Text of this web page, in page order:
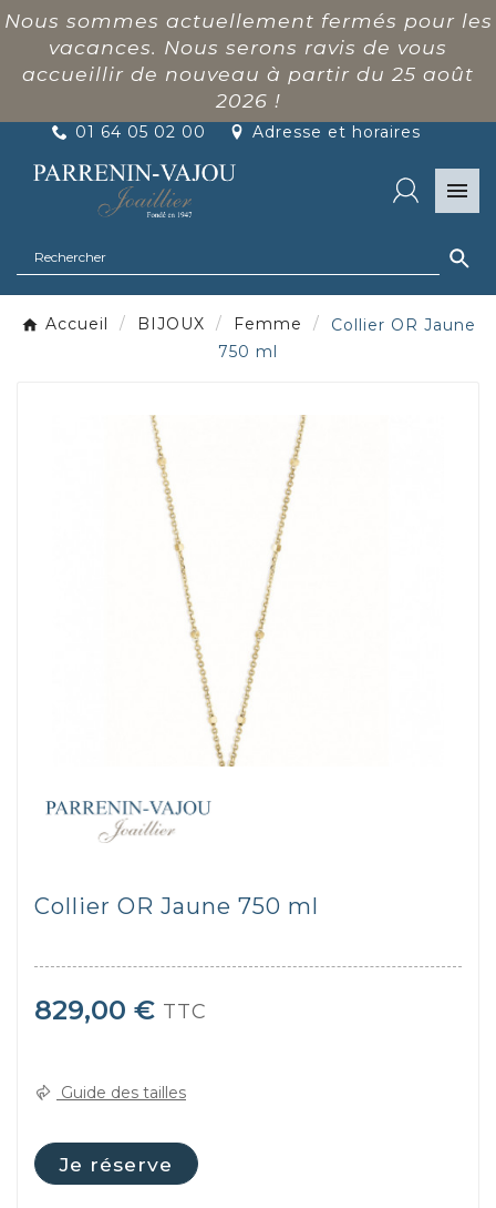
Nous sommes actuellement fermés pour les
vacances. Nous serons ravis de vous
accueillir de nouveau à partir du 25 août
2026 !
01 64 05 02 00 Adresse et horaires

Accueil BIJOUX Femme
Collier OR Jaune
750 ml
Collier OR Jaune 750 ml
829,00 € TTC
Guide des tailles
Je réserve